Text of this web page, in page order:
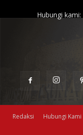
Hubungi kami:
Redaksi Hubungi Kami